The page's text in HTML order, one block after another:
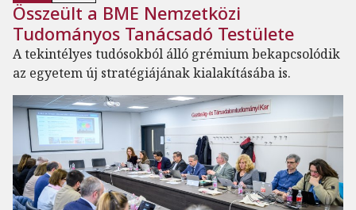
Összeült a BME Nemzetközi
Tudományos Tanácsadó Testülete
A tekintélyes tudósokból álló grémium bekapcsolódik
az egyetem új stratégiájának kialakításába is.